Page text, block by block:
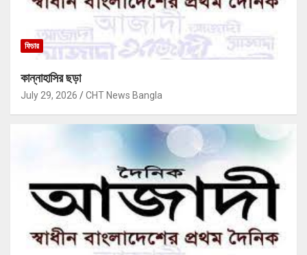
ফিচার
কান্নাহাসির ছড়া
July 29, 2026 CHT News Bangla